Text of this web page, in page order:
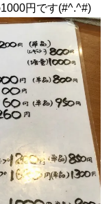
円です(#^.^#)